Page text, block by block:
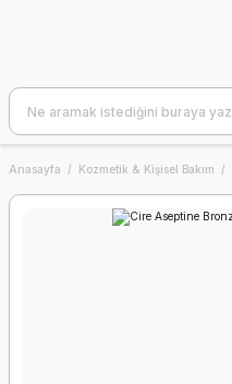
Anasayfa Kozmetik & Kişisel Bakım